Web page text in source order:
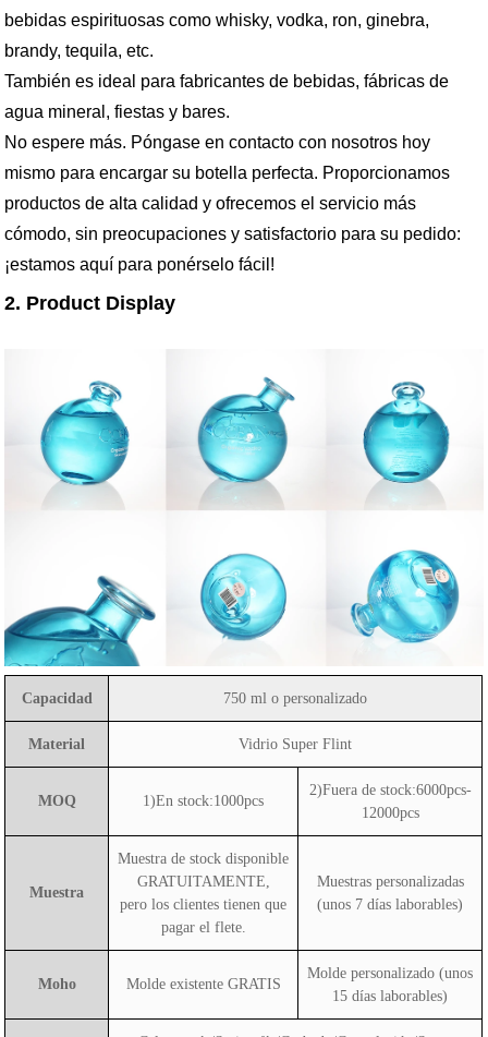
bebidas espirituosas como whisky, vodka, ron, ginebra,
brandy, tequila, etc.
También es ideal para fabricantes de bebidas, fábricas de
agua mineral, fiestas y bares.
No espere más. Póngase en contacto con nosotros hoy
mismo para encargar su botella perfecta. Proporcionamos
productos de alta calidad y ofrecemos el servicio más
cómodo, sin preocupaciones y satisfactorio para su pedido:
¡estamos aquí para ponérselo fácil!
2. Product Display
Capacidad 750 ml o personalizado
Material Vidrio Super Flint
MOQ 1)En stock:1000pcs
2)Fuera de stock:6000pcs-
12000pcs
Muestra
Muestra de stock disponible
GRATUITAMENTE,
pero los clientes tienen que
pagar el flete.
Muestras personalizadas
(unos 7 días laborables)
Moho Molde existente GRATIS
Molde personalizado (unos
15 días laborables)